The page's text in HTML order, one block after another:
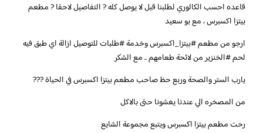
‏قاعده احسب الكالوري لطلبنا قبل لا يوصل كله ? التفاصيل لاحقا ? مطعم
بيتزا اكسبرس ، مع بو سعيد
‎‏ارجو من مطعم ‎#بيتزا_اكسبرس وخدمة ‎#طلبات للتوصيل ازالة اي طبق فيه
لحم ‎#الخنزير من لائحة طعامهم .. مع الشكر
‏يارب الستر والصحة وربع حظ صاحب مطعم بيتزا اكسبرس في الحياة ???
‏من المصخره الي عندنا يغشونا حتى بالاكل
رحت مطعم بيتزا اكسبرس ويتبع مجموعة الشايع